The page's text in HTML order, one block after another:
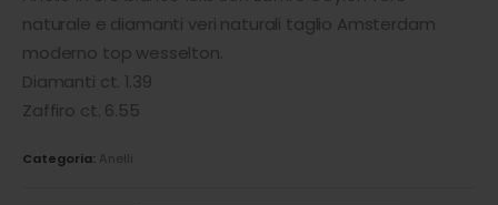
naturale e diamanti veri naturali taglio Amsterdam
moderno top wesselton.
Diamanti ct. 1.39
Zaffiro ct. 6.55
Categoria: Anelli